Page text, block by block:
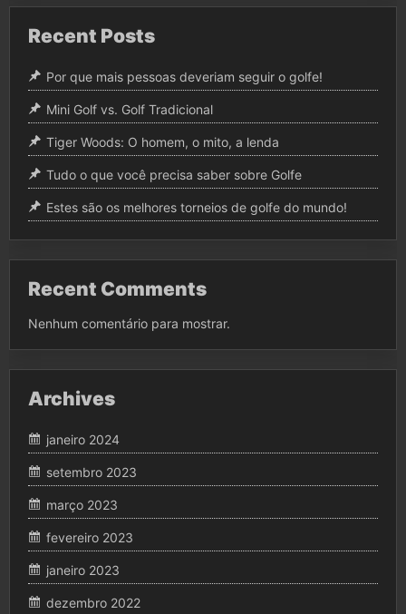
Recent Posts
Por que mais pessoas deveriam seguir o golfe!
Mini Golf vs. Golf Tradicional
Tiger Woods: O homem, o mito, a lenda
Tudo o que você precisa saber sobre Golfe
Estes são os melhores torneios de golfe do mundo!
Recent Comments
Nenhum comentário para mostrar.
Archives
janeiro 2024
setembro 2023
março 2023
fevereiro 2023
janeiro 2023
dezembro 2022